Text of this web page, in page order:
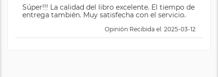
Súper!!! La calidad del libro excelente. El tiempo de
entrega también. Muy satisfecha con el servicio.
Opinión Recibida el: 2025-03-12